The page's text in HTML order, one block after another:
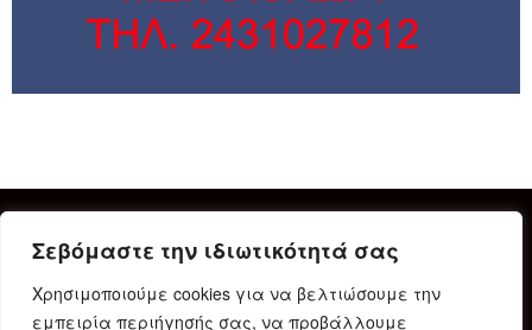
Σεβόμαστε την ιδιωτικότητά σας
Χρησιμοποιούμε cookies για να βελτιώσουμε την
εμπειρία περιήγησής σας, να προβάλλουμε